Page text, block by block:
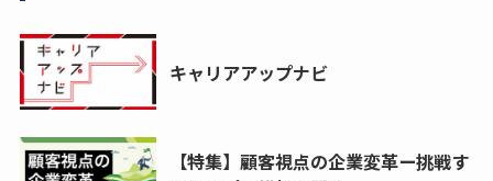
キャリアアップナビ
【特集】顧客視点の企業変革ー挑戦す